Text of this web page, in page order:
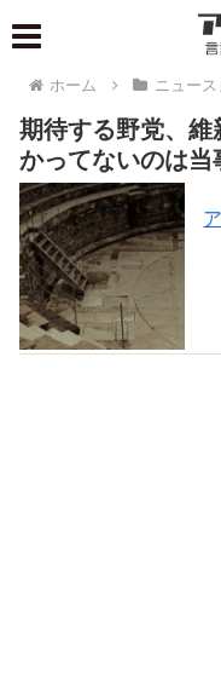
ホーム ニュース
期待する野党、
かってないのは当